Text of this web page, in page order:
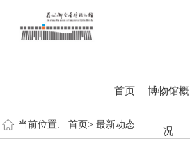
首页 博物馆概
况
当前位置: 首页> 最新动态